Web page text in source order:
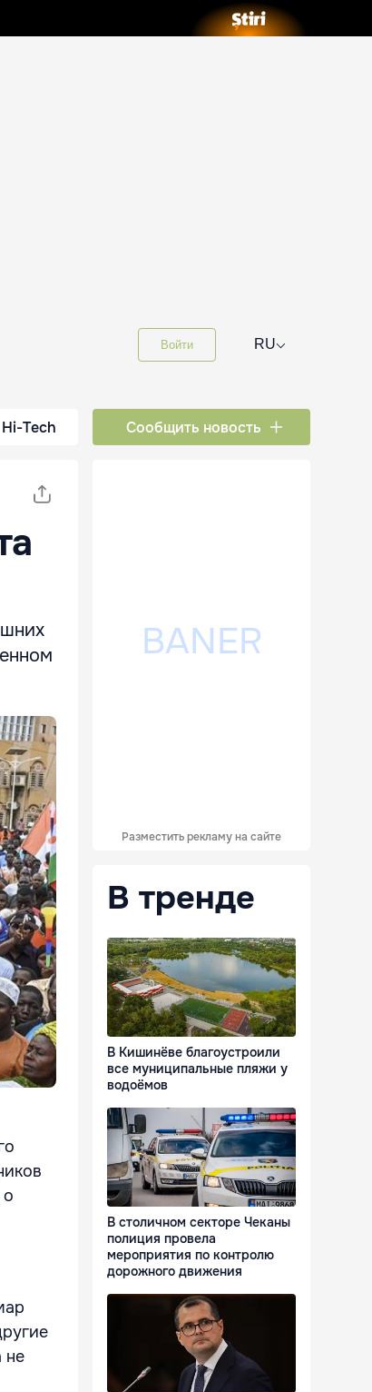
Войти RU⌵
Hi-Tech Сообщить новость
о
не
Разместить рекламу на сайте
В тренде
В Кишинёве благоустроили
все муниципальные пляжи у
водоёмов
В столичном секторе Чеканы
полиция провела
мероприятия по контролю
дорожного движения